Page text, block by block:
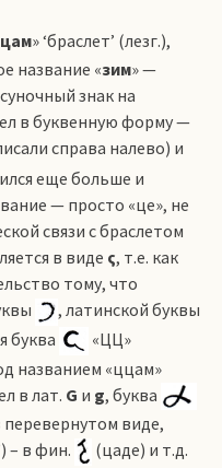
» ‘браслет’ (лезг.),
название «зим» —
знак на
в буквенную форму —
справа налево) и
еще больше и
— просто «це», не
связи с браслетом
в виде ς, т.е. как
тому, что
, латинской буквы
буква
«ЦЦ»
названием «ццам»
в лат. G и g, буква
перевернутом виде,
– в фин. (цаде) и т.д.